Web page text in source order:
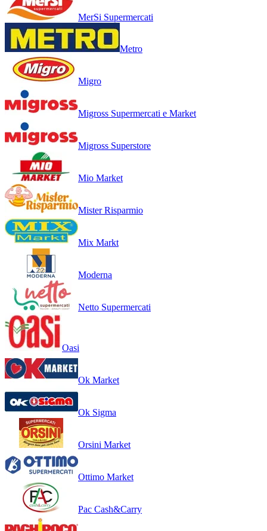
MerSi Supermercati
Metro
Migro
Migross Supermercati e Market
Migross Superstore
Mio Market
Mister Risparmio
Mix Markt
Moderna
Netto Supermercati
Oasi
Ok Market
Ok Sigma
Orsini Market
Ottimo Market
Pac Cash&Carry